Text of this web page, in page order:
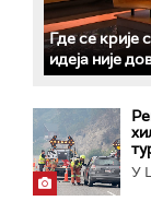
Где се крије
идеја није
У